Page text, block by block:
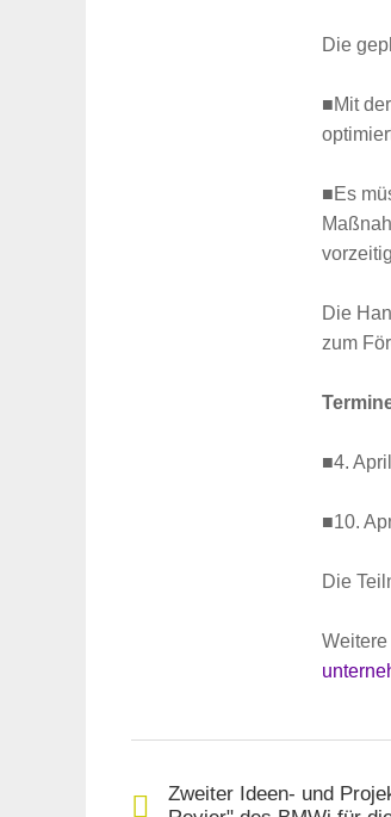
Suche
Die
■Mit
■Es
Die
zum
■4.
■10.
Die
Zweiter Ideen- und